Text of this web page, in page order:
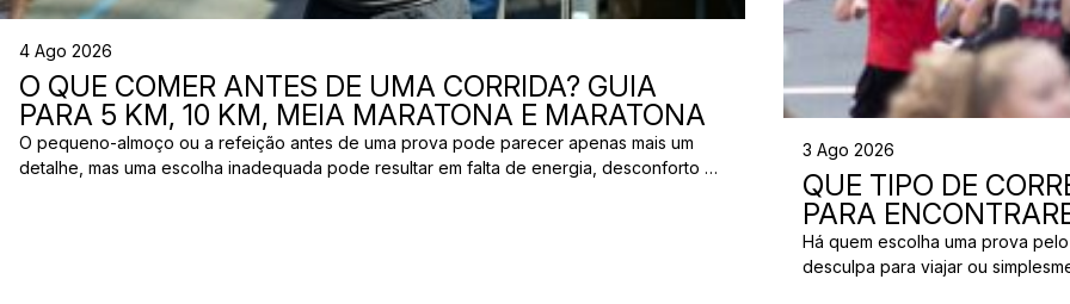
4 Ago 2026
O QUE COMER ANTES DE UMA CORRIDA? GUIA
PARA 5 KM, 10 KM, MEIA MARATONA E MARATONA
O pequeno-almoço ou a refeição antes de uma prova pode parecer apenas mais um
detalhe, mas uma escolha inadequada pode resultar em falta de energia, desconforto no
3 Ago 2026
QUE TIPO DE
PARA
Há quem escolha uma prova
desculpa para viajar ou